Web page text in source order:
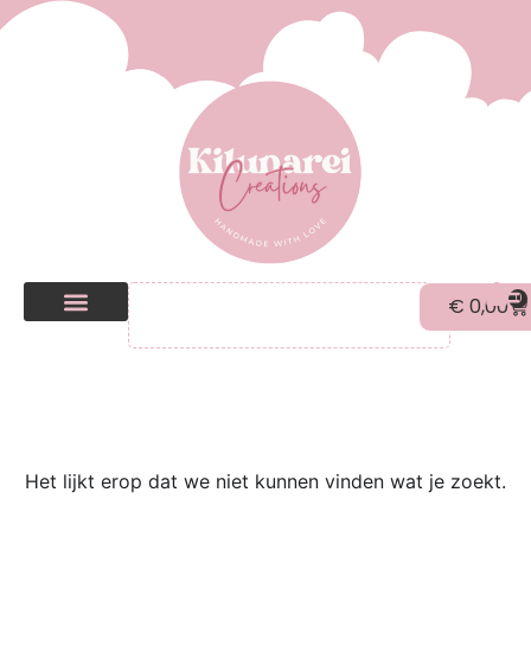
€ 0,00 0
Het lijkt erop dat we niet kunnen vinden wat je zoekt.